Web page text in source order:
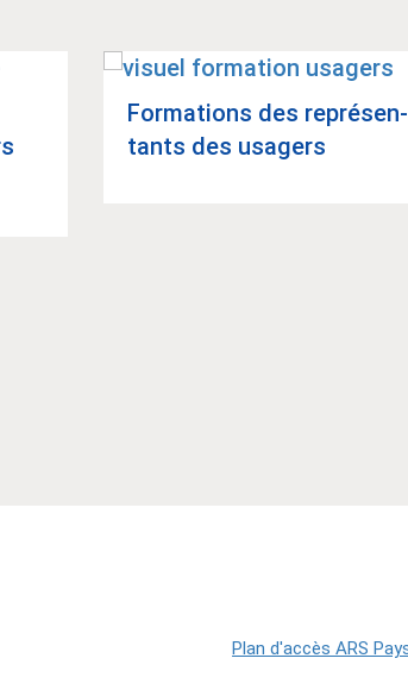
For­ma­tions des repré­sen­
tants des usa­gers